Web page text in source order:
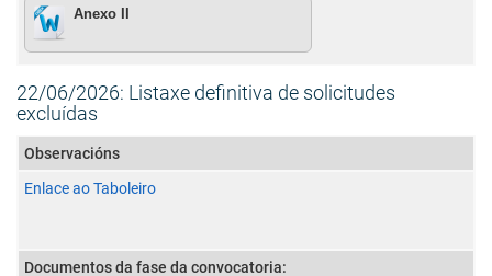
Anexo II
22/06/2026: Listaxe definitiva de solicitudes
excluídas
Observacións
Enlace ao Taboleiro
Documentos da fase da convocatoria: